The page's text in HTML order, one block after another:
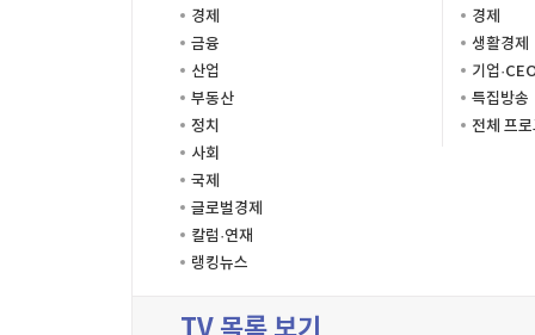
경제
금융
산업
부동산
정치
사회
국제
글로벌경제
칼럼·연재
랭킹뉴스
경제
생활경제
기업
특집방송
전체 프